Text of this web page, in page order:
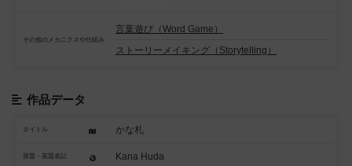
その他のメカニクスや仕組み
言葉遊び（Word Game）
ストーリーメイキング（Storytelling）
作品データ
タイトル かな札
原題・英題表記 Kana Huda